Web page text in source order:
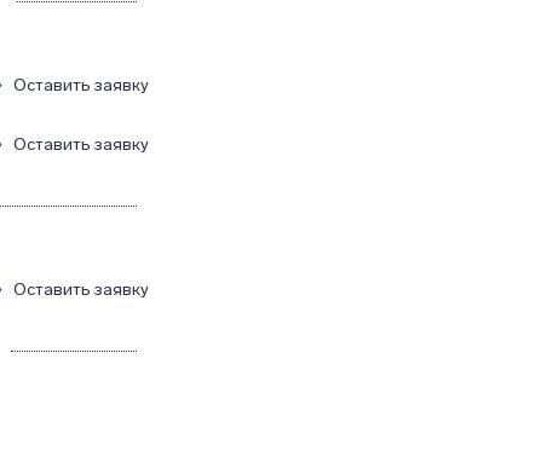
Оставить заявку
Оставить заявку
Оставить заявку